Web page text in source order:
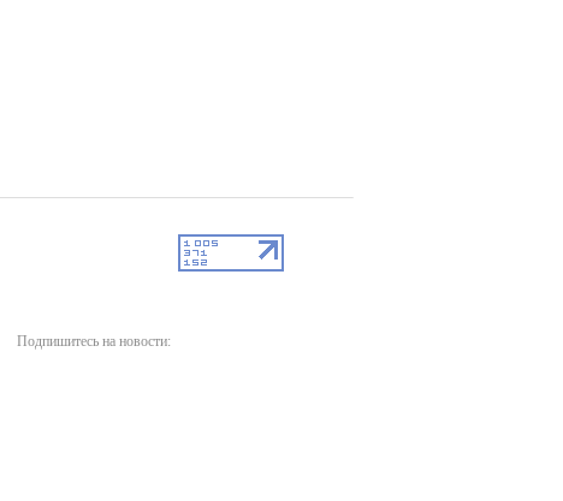
Подпишитесь на новости: